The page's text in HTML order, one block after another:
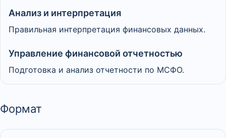
Анализ и интерпретация
Правильная интерпретация финансовых данных.
Управление финансовой отчетностью
Подготовка и анализ отчетности по МСФО.
Формат